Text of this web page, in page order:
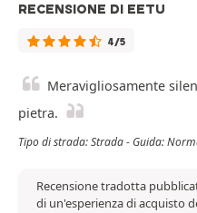
RECENSIONE DI EETU
4/5
Meravigliosamente
pietra.
Tipo di strada: Strada - Guida:
Recensione tradotta
di un'esperienza di acquisto